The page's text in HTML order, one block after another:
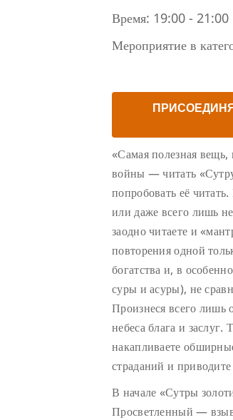
Время: 19:00 - 21:00
Мероприятие в
«Самая полезная
войны — читать
попробовать её
или даже всего лишь
заодно читаете и
повторения одной
богатства и, в
суры и асуры), не
Произнеся всего лишь
небеса блага и заслуг.
накапливаете
страданий и
В начале «Сутры
Просветленный —